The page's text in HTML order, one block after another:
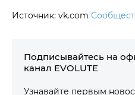
Источник: vk.com
Подписывайтесь на
канал EVOLUTE
Узнавайте первым